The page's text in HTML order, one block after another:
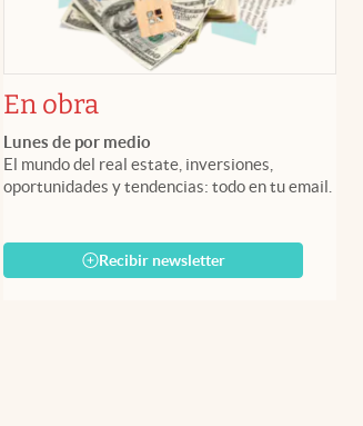
En obra
Lunes de por medio
El mundo del real estate, inversiones,
oportunidades y tendencias: todo en tu email.
Recibir newsletter